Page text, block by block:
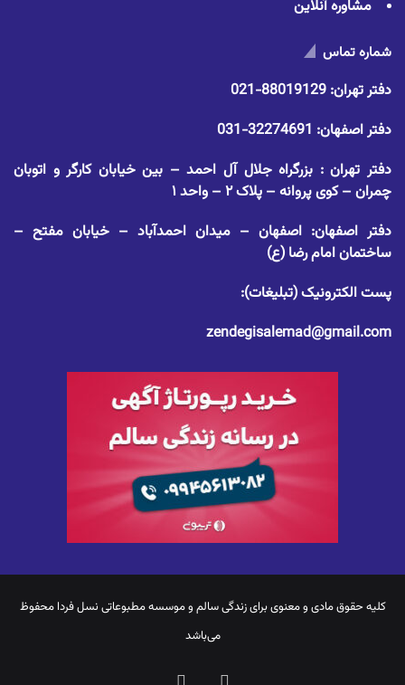
مشاوره آنلاین
شماره تماس
دفتر تهران: 88019129-021
دفتر اصفهان: 32274691-031
دفتر تهران : بزرگراه جلال آل احمد – بین خیابان کارگر و اتوبان
چمران – کوی پروانه – پلاک ۲ – واحد ۱
دفتر اصفهان: اصفهان – میدان احمدآباد – خیابان مفتح –
ساختمان امام رضا (ع)
پست الکترونیک (تبلیغات):
zendegisalemad@gmail.com
کلیه حقوق مادی و معنوی برایزندگی سالم و موسسه مطبوعاتی نسل فردا محفوظ
می‌باشد